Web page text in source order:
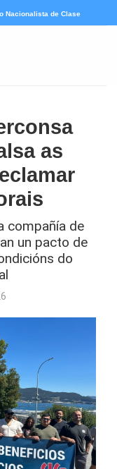
Nacionalista de Clase
as
compañía de
un pacto de
do